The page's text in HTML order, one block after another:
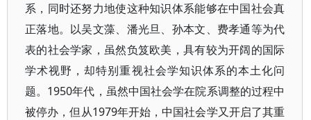
系，同时还努力地使这种知识体系能够在中国社会真
正落地。以吴文藻、潘光旦、孙本文、费孝通等为代
表的社会学家，虽然负笈欧美，具有较为开阔的国际
学术视野，却特别重视社会学知识体系的本土化问
题。1950年代，虽然中国社会学在院系调整的过程中
被停办，但从1979年开始，中国社会学又开启了其重